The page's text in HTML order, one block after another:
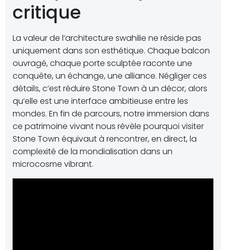
critique
La valeur de l’architecture swahilie ne réside pas
uniquement dans son esthétique. Chaque balcon
ouvragé, chaque porte sculptée raconte une
conquête, un échange, une alliance. Négliger ces
détails, c’est réduire Stone Town à un décor, alors
qu’elle est une interface ambitieuse entre les
mondes. En fin de parcours, notre immersion dans
ce patrimoine vivant nous révèle pourquoi visiter
Stone Town équivaut à rencontrer, en direct, la
complexité de la mondialisation dans un
microcosme vibrant.